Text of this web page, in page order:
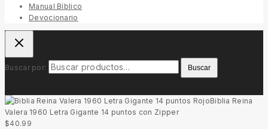
Manual Bíblico
Devocionario
Buscar por: Buscar
Biblia Reina
Valera 1960 Letra Gigante 14 puntos con Zipper
$40.99